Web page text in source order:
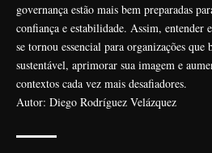
governança estão mais bem preparadas
confiança e estabilidade. Assim, entender
se tornou essencial para organizações que
sustentável, aprimorar sua imagem e
contextos cada vez mais desafiadores.
Autor: Diego Rodríguez Velázquez